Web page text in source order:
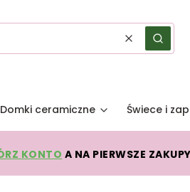
WyczyśćSzukaj
Domki ceramiczne Świece i
KONTO A NA PIERWSZE